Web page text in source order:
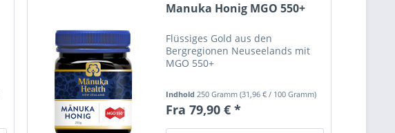
Manuka Honig MGO 550+
Flüssiges Gold aus den
Bergregionen Neuseelands mit
MGO 550+
Indhold250 Gramm(31,96 € / 100 Gramm)
Fra 79,90 € *